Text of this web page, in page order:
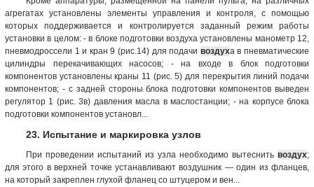
агрегатах установлены элементы управления и контроля, с помощью
которых поддерживается и контролируется заданный режим работы
установки в целом: - в блоке подготовки воздуха установлены манометр 12,
пневмодроссели 1 и кран 9 (рис.14) для подачи воздуха в пневматические
цилиндры перекачивающих насосов; - на входе в блок подготовки
компонентов установлены краны 11 (рис. 5) для перекрытия линий подачи
компонентов; - с задней стороны блока подготовки компонентов выведен
регулятор 1 (рис. 3в) давления масла в маслостанции; - на корпусе блока
подготовки компонентов установл...
23. Испытание и маркировка узлов
При проведении испытаний из узла необходимо вытеснить воздух;
для этого в верхней точке устанавливают воздушник — один из фланцев,
на который закреплен глухой фланец со штуцером и вен...